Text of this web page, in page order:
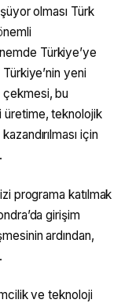
olması Türk
Türkiye’ye
Türkiye’nin yeni
çekmesi, bu
üretime, teknolojik
için
programa katılmak
girişim
ardından,
ve teknoloji